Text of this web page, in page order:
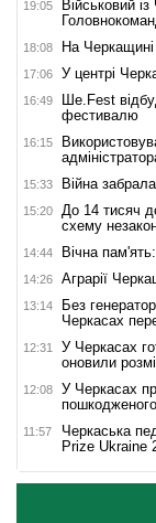
19:05
Військовий
18:08 На Черкащині
17:06 У центрі
16:49
Ше.Fest
фестивалю
16:15
15:33 Війна
15:20
До 14 тисяч
схему
14:44 Вічна
14:26 Аграрії
13:14
Без
Черкасах
12:31
У Черкасах
оновили
12:08
У Черкасах
11:57
Черкаська
Prize Ukraine